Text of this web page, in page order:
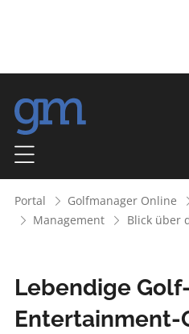
Portal Golfmanager Online
Management
Blick über
Lebendige
Entertainment-